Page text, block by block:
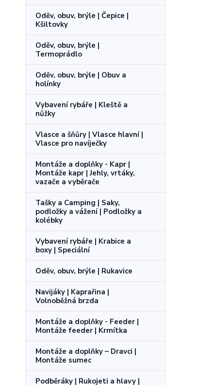
Oděv, obuv, brýle | Čepice |
Kšiltovky
Oděv, obuv, brýle |
Termoprádlo
Oděv, obuv, brýle | Obuv a
holínky
Vybavení rybáře | Kleště a
nůžky
Vlasce a šňůry | Vlasce hlavní |
Vlasce pro navíječky
Montáže a doplňky - Kapr |
Montáže kapr | Jehly, vrtáky,
vazače a vyběrače
Tašky a Camping | Saky,
podložky a vážení | Podložky a
kolébky
Vybavení rybáře | Krabice a
boxy | Speciální
Oděv, obuv, brýle | Rukavice
Navijáky | Kaprařina |
Volnoběžná brzda
Montáže a doplňky - Feeder |
Montáže feeder | Krmítka
Montáže a doplňky – Dravci |
Montáže sumec
Podběráky | Rukojeti a hlavy |